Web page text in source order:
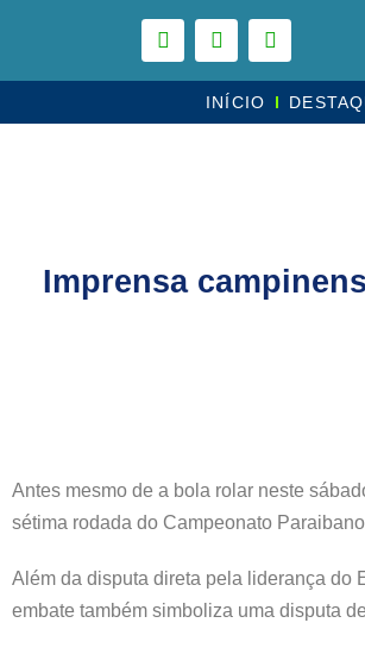
INÍCIO
Imprensa
Antes mesmo de a bola rolar neste
sétima rodada do Campeonato
Além da disputa direta pela liderança do
embate também simboliza uma disputa